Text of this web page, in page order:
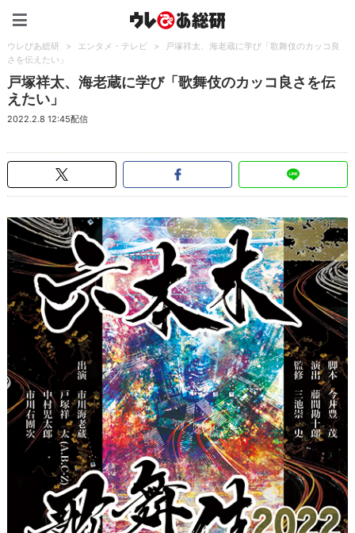
ウレぴあ総研 > エンタメ・テレビ >
戸塚祥太、海老蔵に学び「歌舞伎のカッコ良
さを伝えたい」
戸塚祥太、海老蔵に学び「歌舞伎のカッコ良さを伝
えたい」
2022.2.8 12:45配信